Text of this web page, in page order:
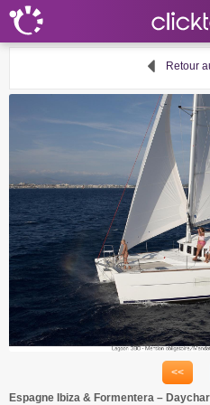
FR
EN
DE
Mon clicktodo
Connexion
Enregistrez-vous
Proposer une activité
Retour
<<
Espagne Ibiza & Formentera –